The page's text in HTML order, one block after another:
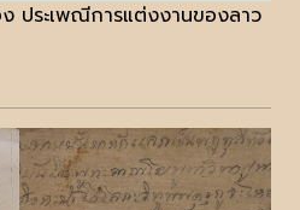
ประเพณีการแต่งงานของลาว